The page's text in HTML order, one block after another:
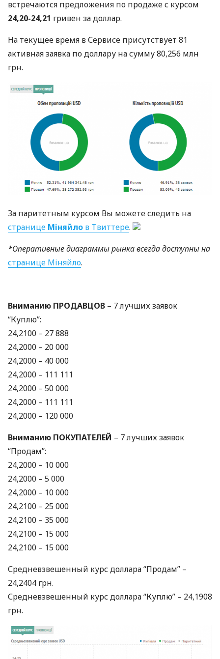
встречаются предложения по продаже с курсом
24,20-24,21 гривен за доллар.
На текущее время в Сервисе присутствует 81
активная заявка по доллару на сумму 80,256 млн
грн.
За паритетным курсом Вы можете следить на
странице Міняйло в Твиттере.
*Оперативные диаграммы рынка всегда доступны на
странице Міняйло.
Вниманию ПРОДАВЦОВ – 7 лучших заявок
“Куплю”:
24,2100 – 27 888
24,2000 – 20 000
24,2000 – 40 000
24,2000 – 111 111
24,2000 – 50 000
24,2000 – 111 111
24,2000 – 120 000
Вниманию ПОКУПАТЕЛЕЙ – 7 лучших заявок
“Продам”:
24,2000 – 10 000
24,2000 – 5 000
24,2000 – 10 000
24,2100 – 25 000
24,2100 – 35 000
24,2100 – 15 000
24,2100 – 15 000
Средневзвешенный курс доллара “Продам” –
24,2404 грн.
Средневзвешенный курс доллара “Куплю” – 24,1908
грн.